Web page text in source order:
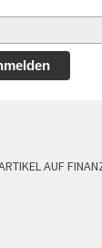
AUF